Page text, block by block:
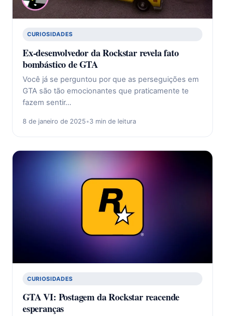
CURIOSIDADES
Ex-desenvolvedor da Rockstar revela fato
bombástico de GTA
Você já se perguntou por que as perseguições em
GTA são tão emocionantes que praticamente te
fazem sentir…
8 de janeiro de 2025•3 min de leitura
CURIOSIDADES
GTA VI: Postagem da Rockstar reacende
esperanças